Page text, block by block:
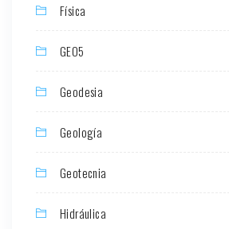
Física
GEO5
Geodesia
Geología
Geotecnia
Hidráulica